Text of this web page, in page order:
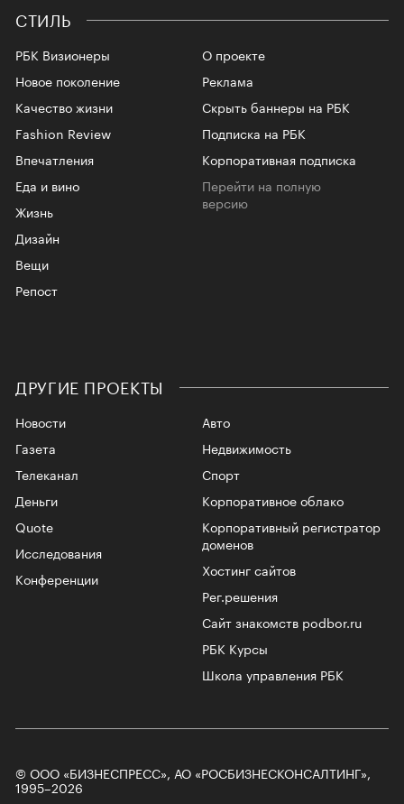
СТИЛЬ
РБК Визионеры
Новое поколение
Качество жизни
Fashion Review
Впечатления
Еда и вино
Жизнь
Дизайн
Вещи
Репост
О проекте
Реклама
Скрыть баннеры на РБК
Подписка на РБК
Корпоративная подписка
Перейти на полную
версию
ДРУГИЕ ПРОЕКТЫ
Новости
Газета
Телеканал
Авто
Недвижимость
Спорт
Корпоративное облако
Корпоративный регистратор
доменов
Хостинг сайтов
Рег.решения
Сайт знакомств podbor.ru
РБК Курсы
Школа управления РБК
Деньги
Quote
Исследования
Конференции
© ООО «БИЗНЕСПРЕСС», АО «РОСБИЗНЕСКОНСАЛТИНГ»,
1995–2026